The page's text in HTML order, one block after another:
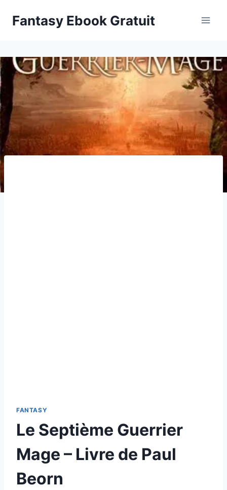
Fantasy Ebook Gratuit
FANTASY
Le Septième Guerrier
Mage – Livre de Paul
Beorn